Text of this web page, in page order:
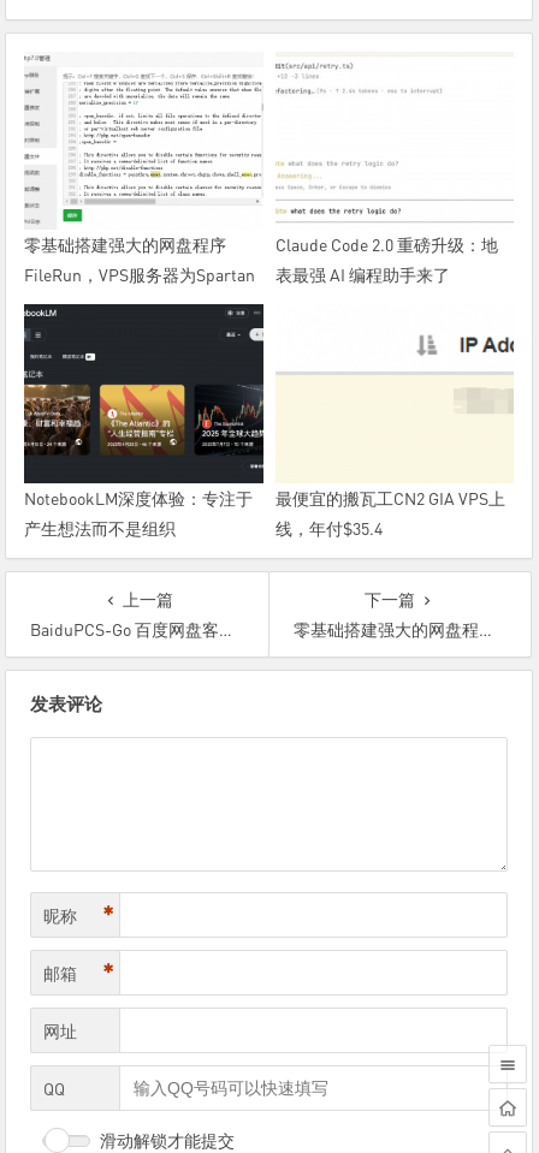
零基础搭建强大的网盘程序
FileRun，VPS服务器为Spartan
大硬盘
Claude Code 2.0 重磅升级：地
表最强 AI 编程助手来了
NotebookLM深度体验：专注于
产生想法而不是组织
最便宜的搬瓦工CN2 GIA VPS上
线，年付$35.4
上一篇
BaiduPCS-Go 百度网盘客户端，各平台通用，稳定的高速下载神器，更新封禁问题解决
下一篇
零基础搭建强大的网盘程序FileRun，VPS服务器为Spartan大硬盘
发表评论
昵称 *
邮箱 *
网址
QQ
滑动解锁才能提交